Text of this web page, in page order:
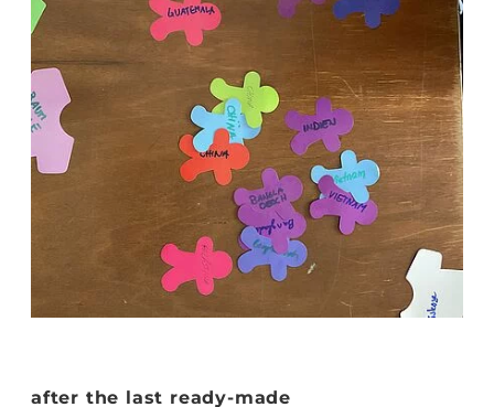
after the last ready-made